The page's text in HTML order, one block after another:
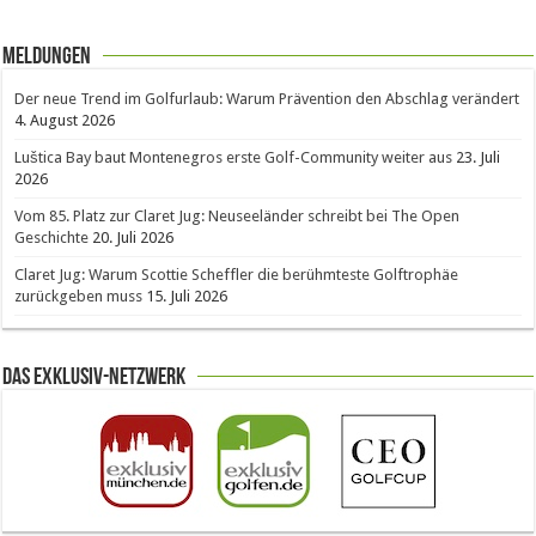
Meldungen
Der neue Trend im Golfurlaub: Warum Prävention den Abschlag verändert
4. August 2026
Luštica Bay baut Montenegros erste Golf-Community weiter aus 23. Juli
2026
Vom 85. Platz zur Claret Jug: Neuseeländer schreibt bei The Open
Geschichte 20. Juli 2026
Claret Jug: Warum Scottie Scheffler die berühmteste Golftrophäe
zurückgeben muss 15. Juli 2026
Das Exklusiv-Netzwerk